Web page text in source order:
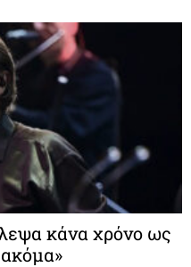
κάνα χρόνο ως